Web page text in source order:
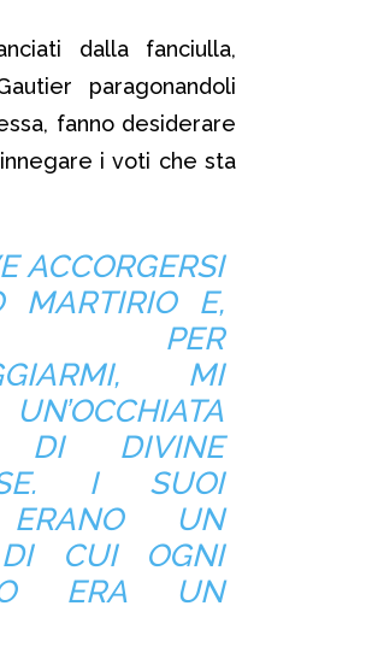
dalla fanciulla,
paragonandoli
fanno desiderare
i voti che sta
ACCORGERSI
MARTIRIO E,
PER
MI
DI DIVINE
I SUOI
UN
CUI OGNI
ERA UN